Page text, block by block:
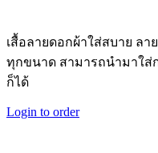
เสื้อลายดอกผ้าใส่สบาย ลา
ทุกขนาด สามารถนำมาใส่
ก็ได้
Login to order